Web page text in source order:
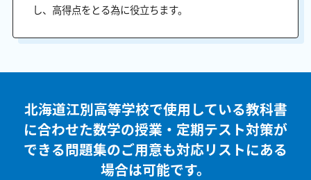
し、高得点をとる為に役立ちます。
北海道江別高等学校で使用している教科書
に合わせた数学の授業・定期テスト対策が
できる問題集のご用意も対応リストにある
場合は可能です。